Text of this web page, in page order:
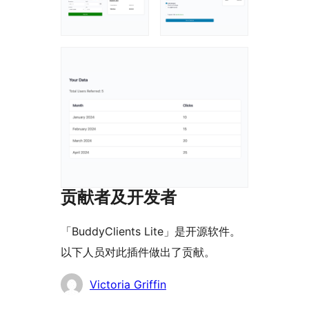
贡献者及开发者
「BuddyClients Lite」是开源软件。
以下人员对此插件做出了贡献。
贡
Victoria Griffin